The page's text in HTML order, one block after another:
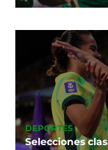
DEPORTES
Selecciones